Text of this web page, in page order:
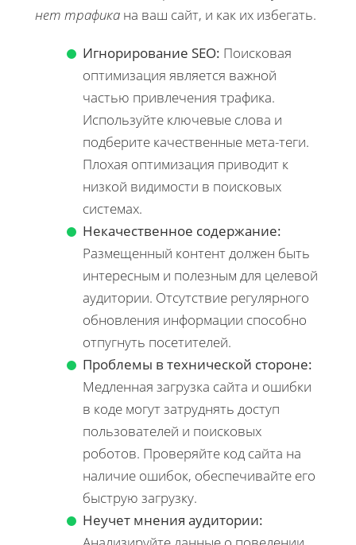
нет трафика на ваш сайт, и как их избегать.
Игнорирование SEO: Поисковая
оптимизация является важной
частью привлечения трафика.
Используйте ключевые слова и
подберите качественные мета-теги.
Плохая оптимизация приводит к
низкой видимости в поисковых
системах.
Некачественное содержание:
Размещенный контент должен быть
интересным и полезным для целевой
аудитории. Отсутствие регулярного
обновления информации способно
отпугнуть посетителей.
Проблемы в технической стороне:
Медленная загрузка сайта и ошибки
в коде могут затруднять доступ
пользователей и поисковых
роботов. Проверяйте код сайта на
наличие ошибок, обеспечивайте его
быструю загрузку.
Неучет мнения аудитории: